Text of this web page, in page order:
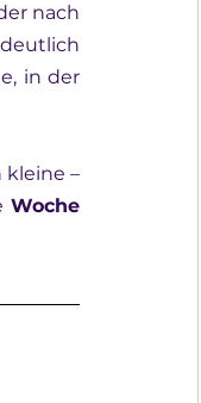
nach
in der
kleine –
Woche